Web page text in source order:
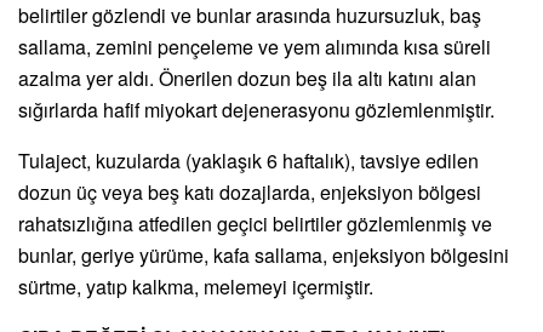
belirtiler gözlendi ve bunlar arasında huzursuzluk, baş
sallama, zemini pençeleme ve yem alımında kısa süreli
azalma yer aldı. Önerilen dozun beş ila altı katını alan
sığırlarda hafif miyokart dejenerasyonu gözlemlenmiştir.
Tulaject, kuzularda (yaklaşık 6 haftalık), tavsiye edilen
dozun üç veya beş katı dozajlarda, enjeksiyon bölgesi
rahatsızlığına atfedilen geçici belirtiler gözlemlenmiş ve
bunlar, geriye yürüme, kafa sallama, enjeksiyon bölgesini
sürtme, yatıp kalkma, melemeyi içermiştir.